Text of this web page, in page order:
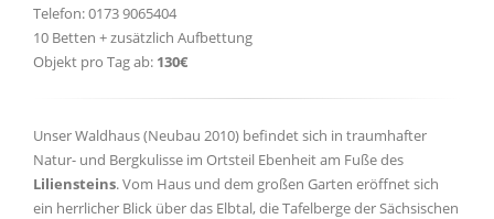
Telefon: 0173 9065404
10 Betten + zusätzlich Aufbettung
Objekt pro Tag ab: 130€
Unser Waldhaus (Neubau 2010) befindet sich in traumhafter
Natur- und Bergkulisse im Ortsteil Ebenheit am Fuße des
Liliensteins. Vom Haus und dem großen Garten eröffnet sich
ein herrlicher Blick über das Elbtal, die Tafelberge der Sächsischen